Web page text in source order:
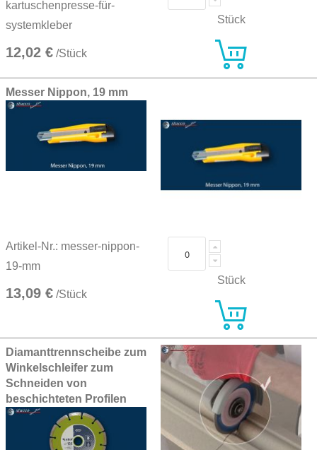
kartuschenpresse-für-
systemkleber
12,02 € /Stück
Stück
Messer Nippon, 19 mm
Artikel-Nr.: messer-nippon-
19-mm
13,09 € /Stück
Stück
Diamanttrennscheibe zum
Winkelschleifer zum
Schneiden von
beschichteten Profilen